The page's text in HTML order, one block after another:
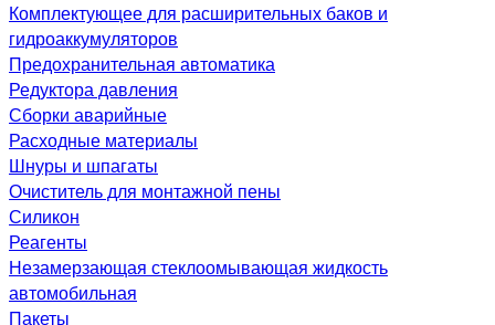
Комплектующее для расширительных баков и
гидроаккумуляторов
Предохранительная автоматика
Редуктора давления
Сборки аварийные
Расходные материалы
Шнуры и шпагаты
Очиститель для монтажной пены
Силикон
Реагенты
Незамерзающая стеклоомывающая жидкость
автомобильная
Пакеты